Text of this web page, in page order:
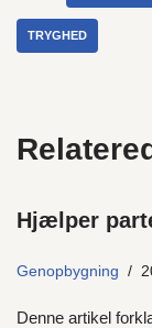
TRYGHED
Hjælper
Genopbygning
Denne artikel